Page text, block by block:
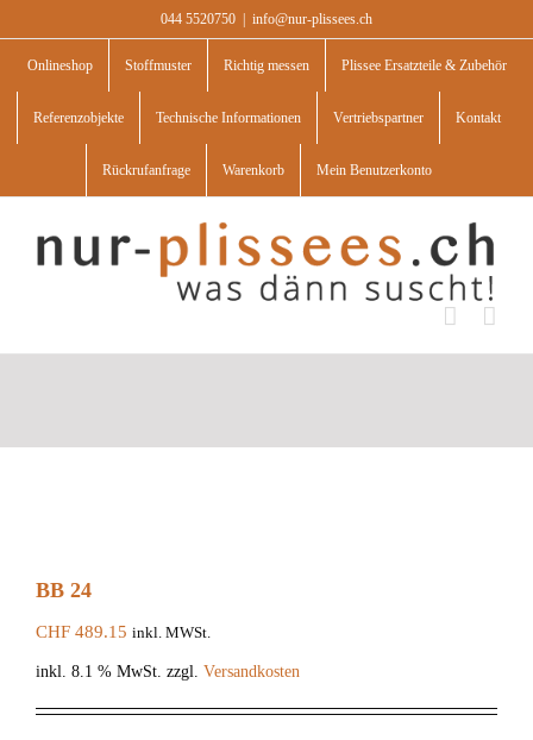
to
content
044 5520750 info@nur-plissees.ch
Onlineshop Stoffmuster Richtig messen Plissee Ersatzteile & Zubehör
Referenzobjekte Technische Informationen Vertriebspartner Kontakt
Rückrufanfrage Warenkorb Mein Benutzerkonto
BB 24
CHF 489.15 inkl. MWSt.
inkl. 8.1 % MwSt. zzgl. Versandkosten